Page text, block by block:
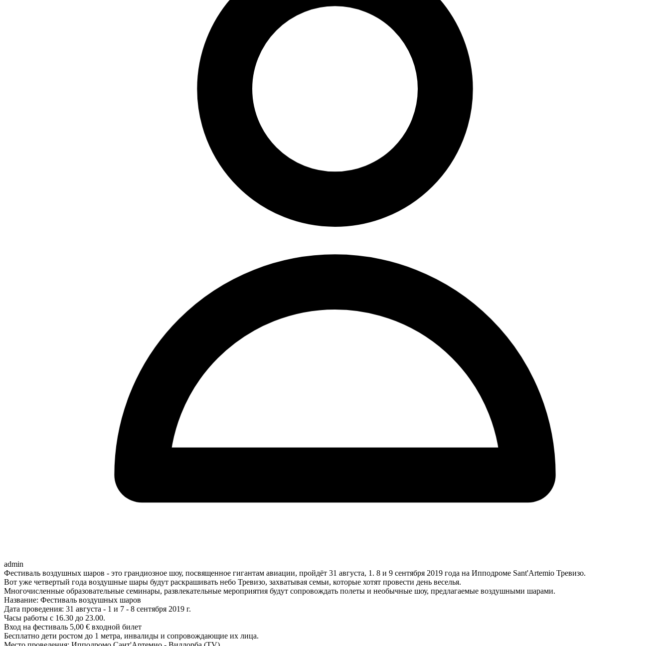
admin
Фестиваль воздушных шаров - это грандиозное шоу, посвященное гигантам авиации, пройдёт 31 августа, 1. 8 и 9 сентября 2019 года на Ипподроме Sant'Artemio Тревизо.
Вот уже четвертый года воздушные шары будут раскрашивать небо Тревизо, захватывая семьи, которые хотят провести день веселья.
Многочисленные образовательные семинары, развлекательные мероприятия будут сопровождать полеты и необычные шоу, предлагаемые воздушными шарами.
Название: Фестиваль воздушных шаров
Дата проведения: 31 августа - 1 и 7 - 8 сентября 2019 г.
Часы работы с 16.30 до 23.00.
Вход на фестиваль 5,00 € входной билет
Бесплатно дети ростом до 1 метра, инвалиды и сопровождающие их лица.